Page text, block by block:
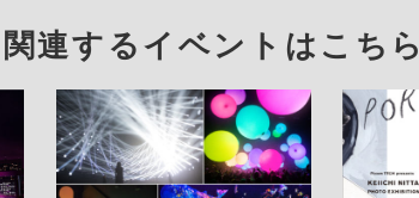
関連するイベントはこちら